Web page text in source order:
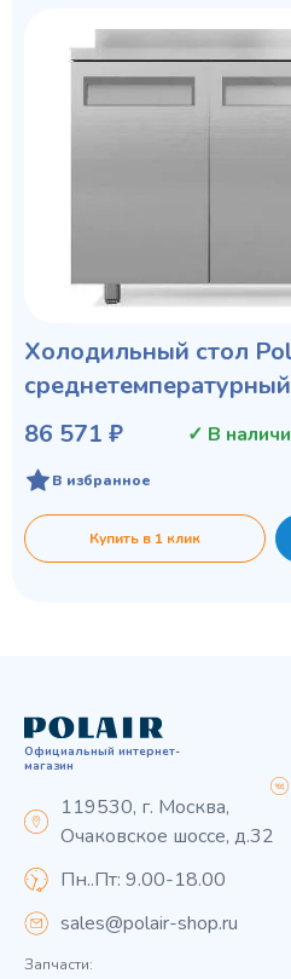
Холодильный стол
среднетемпературный
86 571 ₽
✓ В
В избранное
Купить в 1 клик
Официальный интернет-
магазин
119530, г. Москва,
Очаковское шоссе, д.32
Пн..Пт: 9.00-18.00
sales@polair-shop.ru
Запчасти: